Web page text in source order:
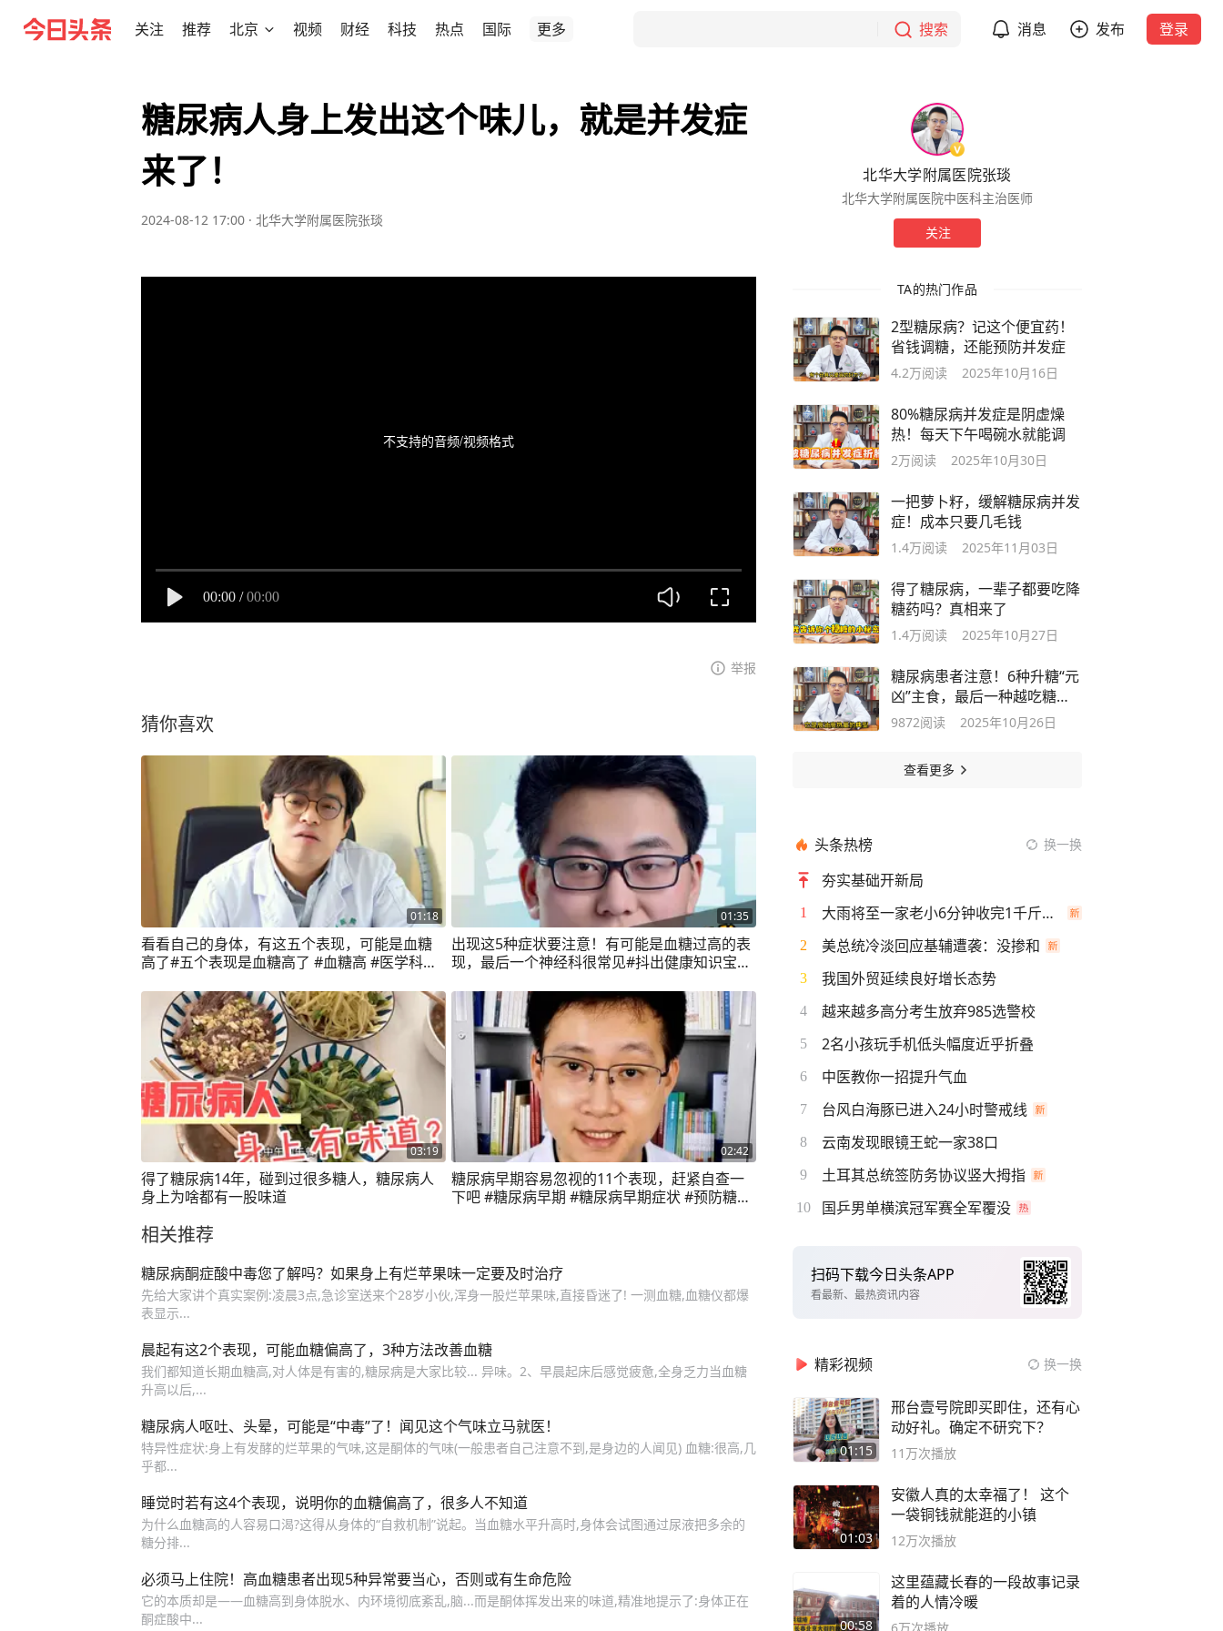
关注 推荐 北京 视频 财经 科技 热点 国际 更多 搜索 消息 发布 登录
糖尿病人身上发出这个味儿，就是并发症
来了！
2024-08-12 17:00 · 北华大学附属医院张琰
不支持的音频/视频格式
00:00 / 00:00
举报
猜你喜欢
01:18
看看自己的身体，有这五个表现，可能是血糖
高了#五个表现是血糖高了 #血糖高 #医学科普
01:35
出现这5种症状要注意！有可能是血糖过高的表
现，最后一个神经科很常见#抖出健康知识宝藏
03:19
得了糖尿病14年，碰到过很多糖人，糖尿病人
身上为啥都有一股味道
02:42
糖尿病早期容易忽视的11个表现，赶紧自查一
下吧 #糖尿病早期 #糖尿病早期症状 #预防糖尿
相关推荐
糖尿病酮症酸中毒您了解吗？如果身上有烂苹果味一定要及时治疗
先给大家讲个真实案例:凌晨3点,急诊室送来个28岁小伙,浑身一股烂苹果味,直接昏迷了! 一测血糖,血糖仪都爆
表显示...
晨起有这2个表现，可能血糖偏高了，3种方法改善血糖
我们都知道长期血糖高,对人体是有害的,糖尿病是大家比较... 异味。2、早晨起床后感觉疲惫,全身乏力当血糖
升高以后,...
糖尿病人呕吐、头晕，可能是“中毒”了！闻见这个气味立马就医！
特异性症状:身上有发酵的烂苹果的气味,这是酮体的气味(一般患者自己注意不到,是身边的人闻见) 血糖:很高,几
乎都...
睡觉时若有这4个表现，说明你的血糖偏高了，很多人不知道
为什么血糖高的人容易口渴?这得从身体的“自救机制”说起。当血糖水平升高时,身体会试图通过尿液把多余的
糖分排...
必须马上住院！高血糖患者出现5种异常要当心，否则或有生命危险
它的本质却是——血糖高到身体脱水、内环境彻底紊乱,脑...而是酮体挥发出来的味道,精准地提示了:身体正在
酮症酸中...
北华大学附属医院张琰
北华大学附属医院中医科主治医师
关注
TA的热门作品
2型糖尿病？记这个便宜药！
省钱调糖，还能预防并发症
4.2万阅读 2025年10月16日
80%糖尿病并发症是阴虚燥
热！每天下午喝碗水就能调
2万阅读 2025年10月30日
一把萝卜籽，缓解糖尿病并发
症！成本只要几毛钱
1.4万阅读 2025年11月03日
得了糖尿病，一辈子都要吃降
糖药吗？真相来了
1.4万阅读 2025年10月27日
糖尿病患者注意！6种升糖“元
凶”主食，最后一种越吃糖越
高
9872阅读 2025年10月26日
查看更多
头条热榜 换一换
夯实基础开新局
1 大雨将至一家老小6分钟收完1千斤稻谷
2 美总统冷淡回应基辅遭袭：没掺和
3 我国外贸延续良好增长态势
4 越来越多高分考生放弃985选警校
5 2名小孩玩手机低头幅度近乎折叠
6 中医教你一招提升气血
7 台风白海豚已进入24小时警戒线
8 云南发现眼镜王蛇一家38口
9 土耳其总统签防务协议竖大拇指
10 国乒男单横滨冠军赛全军覆没
扫码下载今日头条APP
看最新、最热资讯内容
精彩视频 换一换
01:15
邢台壹号院即买即住，还有心
动好礼。确定不研究下？
11万次播放
01:03
安徽人真的太幸福了！ 这个
一袋铜钱就能逛的小镇
12万次播放
00:58
这里蕴藏长春的一段故事记录
着的人情冷暖